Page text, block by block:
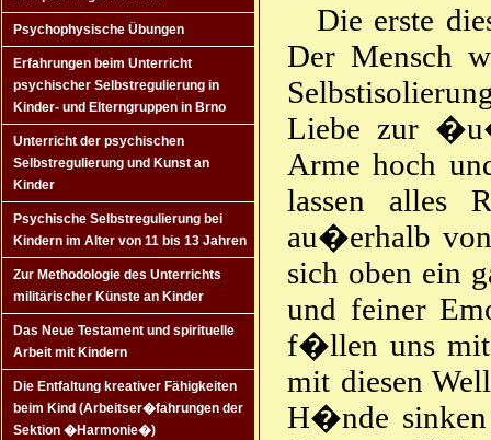
Psychophysische Übungen
Erfahrungen beim Unterricht
psychischer Selbstregulierung in
Kinder- und Elterngruppen in Brno
Unterricht der psychischen
Selbstregulierung und Kunst an
Kinder
Psychische Selbstregulierung bei
Kindern im Alter von 11 bis 13 Jahren
Zur Methodologie des Unterrichts
militärischer Künste an Kinder
Das Neue Testament und spirituelle
Arbeit mit Kindern
Die Entfaltung kreativer Fähigkeiten
beim Kind (Arbeitser�fahrungen der
Sektion �Harmonie�)
Die erste
Der Mensch
Liebe zur
Arme hoch
lassen alles
au�erhalb
sich oben ein
und feiner
f�llen uns
mit diesen
H�nde